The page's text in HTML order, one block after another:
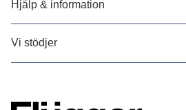
Hjälp & information
Vi stödjer